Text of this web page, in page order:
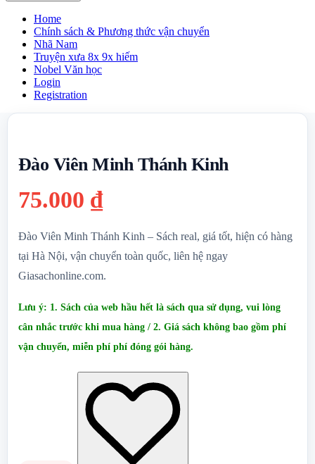
Home
Chính sách & Phương thức vận chuyển
Nhã Nam
Truyện xưa 8x 9x hiếm
Nobel Văn học
Login
Registration
Đào Viên Minh Thánh Kinh
75.000 ₫
Đào Viên Minh Thánh Kinh – Sách real, giá tốt, hiện có hàng
tại Hà Nội, vận chuyển toàn quốc, liên hệ ngay
Giasachonline.com.
Lưu ý: 1. Sách của web hầu hết là sách qua sử dụng, vui lòng
cân nhắc trước khi mua hàng / 2. Giá sách không bao gồm phí
vận chuyển, miễn phí phí đóng gói hàng.